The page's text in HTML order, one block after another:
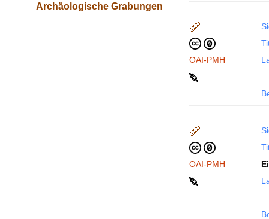
Archäologische Grabungen
OAI-PMH
OAI-PMH